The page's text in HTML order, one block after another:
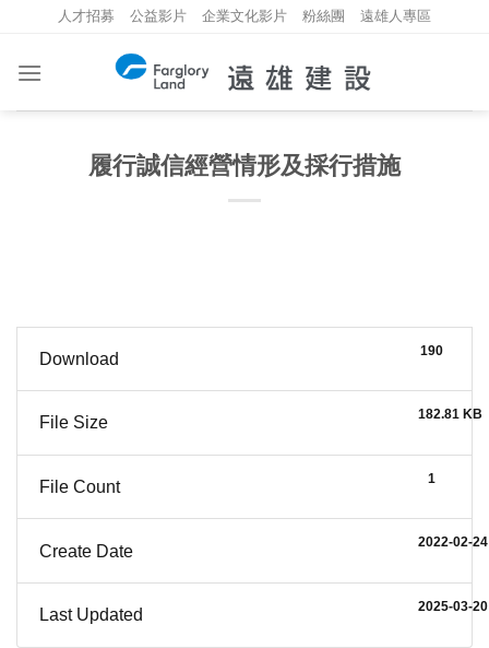
content
人才招募 公益影片 企業文化影片 粉絲團 遠雄人專區
履行誠信經營情形及採行措施
Download 190
File Size 182.81 KB
File Count 1
Create Date 2022-02-24
Last Updated 2025-03-20